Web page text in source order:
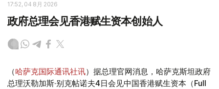
17:52, 04 8月 2026
政府总理会见香港赋生资本创始人
（哈萨克国际通讯社讯）据总理官网消息，哈萨克斯坦政府
总理沃勒加斯·别克帖诺夫4日会见中国香港赋生资本（Full